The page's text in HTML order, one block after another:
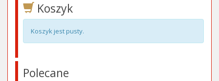
Koszyk
Koszyk jest pusty.
Polecane